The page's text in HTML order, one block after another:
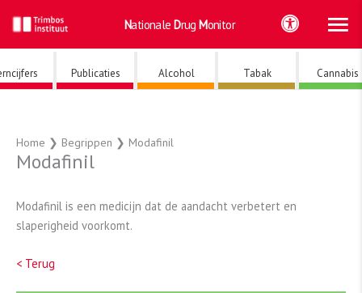
naar
de
inhoud
Nationale Drug Monitor
Publicaties Alcohol Tabak Cannabis
Home ❯ Begrippen ❯ Modafinil
Modafinil
Modafinil is een medicijn dat de aandacht verbetert en
slaperigheid voorkomt.
< Terug